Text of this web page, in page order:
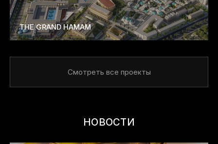
THE GRAND HAMAM
Смотреть все проекты
НОВОСТИ